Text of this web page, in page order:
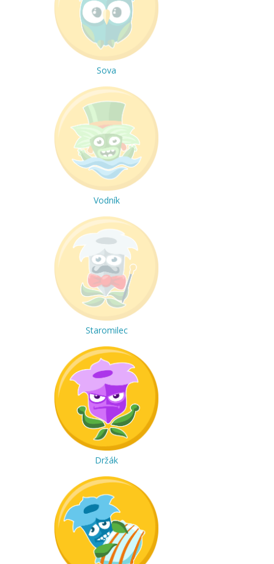
Sova
Vodník
Staromilec
Držák